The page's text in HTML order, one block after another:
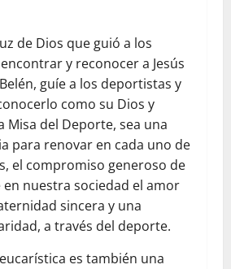
de Dios que guió a los
y reconocer a Jesús
guíe a los deportistas y
como su Dios y
Misa del Deporte, sea una
para renovar en cada uno de
el compromiso generoso de
nuestra sociedad el amor
sincera y una
a través del deporte.
es también una